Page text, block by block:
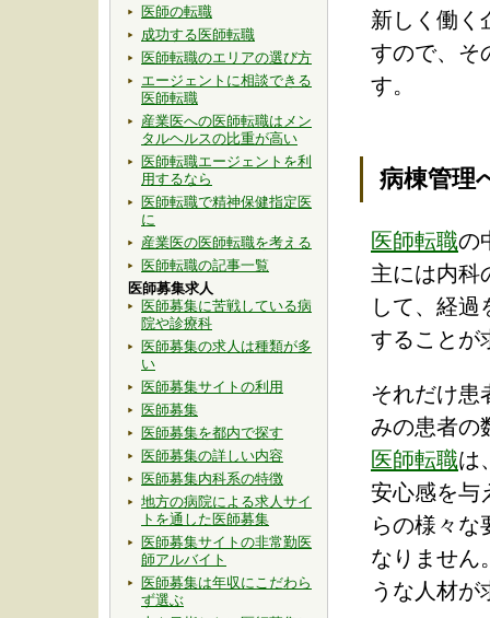
医師の転職
成功する医師転職
医師転職のエリアの選び方
エージェントに相談できる
医師転職
産業医への医師転職はメン
タルヘルスの比重が高い
医師転職エージェントを利
用するなら
医師転職で精神保健指定医
に
産業医の医師転職を考える
医師転職の記事一覧
医師募集求人
医師募集に苦戦している病
院や診療科
医師募集の求人は種類が多
い
医師募集サイトの利用
医師募集
医師募集を都内で探す
医師募集の詳しい内容
医師募集内科系の特徴
地方の病院による求人サイ
トを通した医師募集
医師募集サイトの非常勤医
師アルバイト
医師募集は年収にこだわら
ず選ぶ
新しく働く
すので、そ
す。
病棟管理
医師転職の
主には内科
して、経
することが
それだけ患
みの患者の
医師転職は
安心感を与
らの様々な
なりません
うな人材が